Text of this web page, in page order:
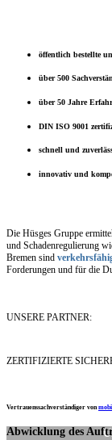
öffentlich bestellte
über 500
über 50 Jahre
DIN ISO 9001
schnell und
innovativ und
Die Hüsges Gruppe
und Schadenregulierung
Bremen sind
Forderungen und für die
UNSERE PARTNER:
ZERTIFIZIERTE
Vertrauenssachverständiger von
Abwicklung des